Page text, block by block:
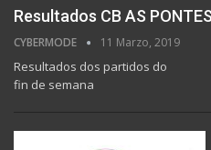
Resultados CB AS PONTES
CYBERMODE 11 Marzo, 2019
Resultados dos partidos do
fin de semana